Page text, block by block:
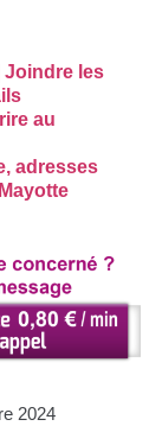
Joindre les
au
adresses
2024